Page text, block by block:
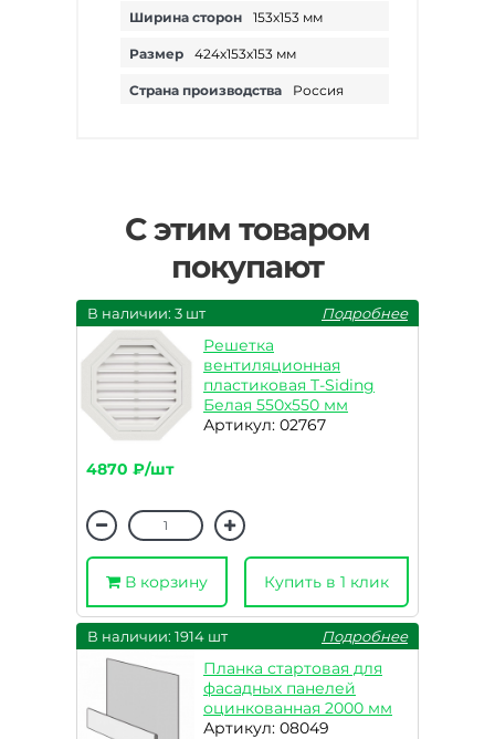
Ширина сторон 153х153 мм
Размер 424х153х153 мм
Страна производства Россия
С этим товаром
покупают
В наличии: 3 шт Подробнее
Решетка
вентиляционная
пластиковая T-Siding
Белая 550х550 мм
Артикул: 02767
4870 ₽/шт
В корзину Купить в 1 клик
В наличии: 1914 шт Подробнее
Планка стартовая для
фасадных панелей
оцинкованная 2000 мм
Артикул: 08049